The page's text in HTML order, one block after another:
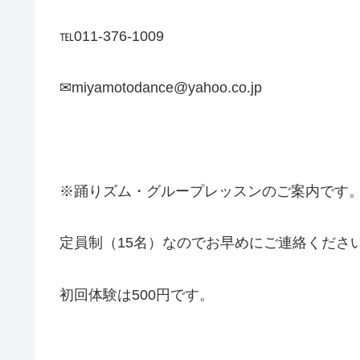
℡011-376-1009
✉miyamotodance@yahoo.co.jp
※踊りズム・グループレッスンのご案内です
定員制（15名）なのでお早めにご連絡くださ
初回体験は500円です。